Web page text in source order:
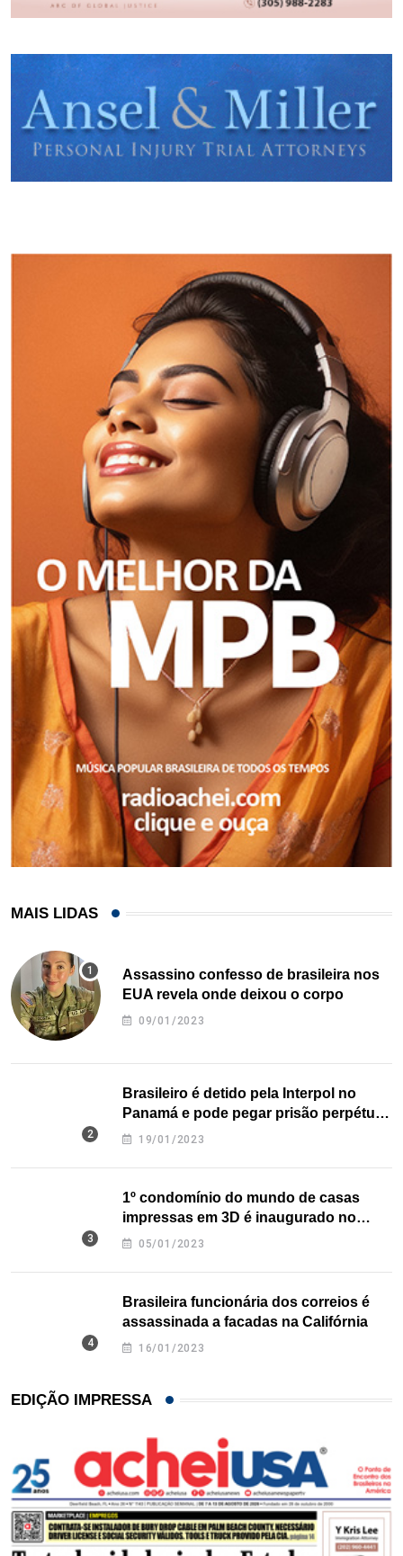
MAIS LIDAS
Assassino confesso de brasileira nos
EUA revela onde deixou o corpo
09/01/2023
Brasileiro é detido pela Interpol no
Panamá e pode pegar prisão perpétua
nos EUA
19/01/2023
1º condomínio do mundo de casas
impressas em 3D é inaugurado no
Texas
05/01/2023
Brasileira funcionária dos correios é
assassinada a facadas na Califórnia
16/01/2023
EDIÇÃO IMPRESSA